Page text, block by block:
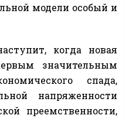
модели особый и
когда новая
значительным
спада,
напряженности
преемственности,